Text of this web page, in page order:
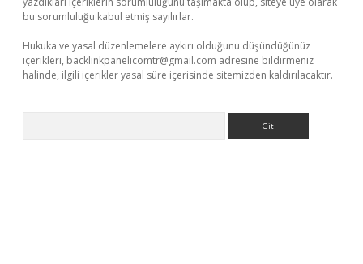
bu sorumluluğu kabul etmiş sayılırlar.
Hukuka ve yasal düzenlemelere aykırı olduğunu düşündüğünüz
içerikleri, backlinkpanelicomtr@gmail.com adresine bildirmeniz
halinde, ilgili içerikler yasal süre içerisinde sitemizden kaldırılacaktır.